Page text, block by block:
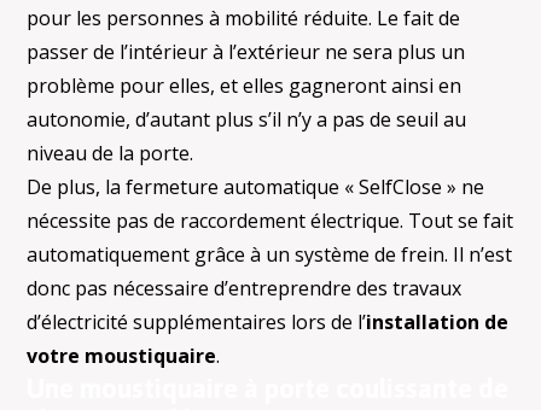
pour les personnes à mobilité réduite. Le fait de
passer de l’intérieur à l’extérieur ne sera plus un
problème pour elles, et elles gagneront ainsi en
autonomie, d’autant plus s’il n’y a pas de seuil au
niveau de la porte.
De plus, la fermeture automatique « SelfClose » ne
nécessite pas de raccordement électrique. Tout se fait
automatiquement grâce à un système de frein. Il n’est
donc pas nécessaire d’entreprendre des travaux
d’électricité supplémentaires lors de l’installation de
votre moustiquaire.